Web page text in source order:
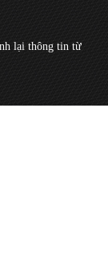
lại thông tin từ